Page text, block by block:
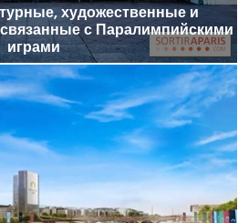
художественные и
с Паралимпийскими
играми